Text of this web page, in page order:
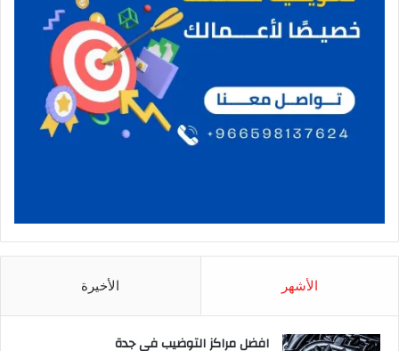
الأشهر الأخيرة
افضل مراكز التوضيب في جدة